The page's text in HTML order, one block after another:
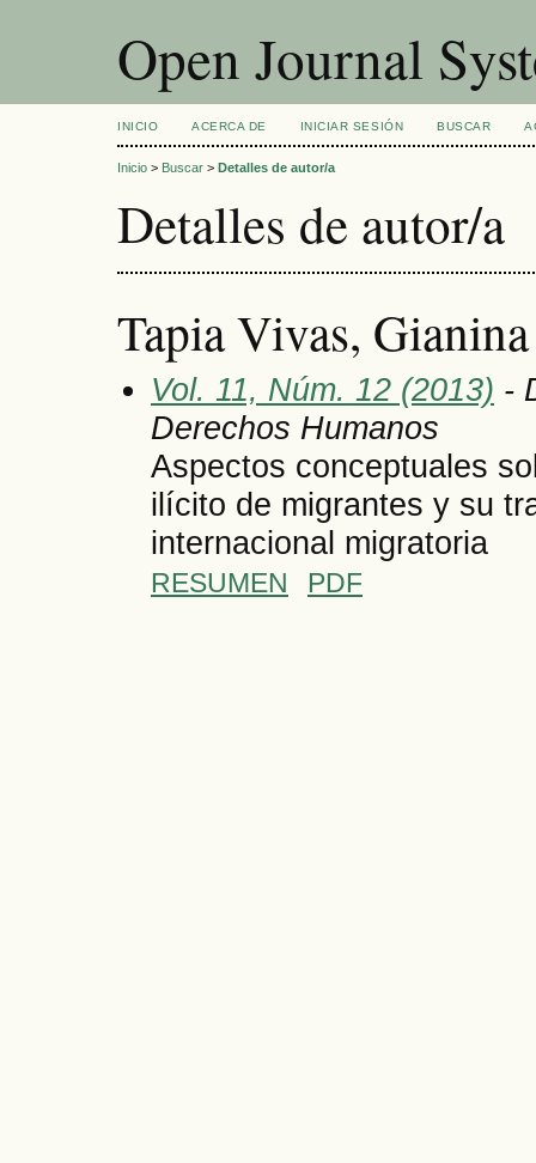
Open Journal
INICIO ACERCA DE INICIAR SESIÓN BUSCAR
Inicio > Buscar > Detalles de autor/a
Detalles de autor/a
Tapia Vivas, Gianina
Vol. 11, Núm. 12 (2013) -
Derechos Humanos
Aspectos conceptuales
ilícito de migrantes y su
internacional migratoria
RESUMEN PDF